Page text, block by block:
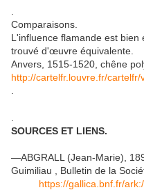
Comparaisons.
L'influence flamande est
trouvé d'œuvre équivalente.
Anvers, 1515-1520, chêne
http://cartelfr.louvre.fr/
SOURCES ET LIENS.
—ABGRALL (Jean-Marie),
Guimiliau , Bulletin de la
https://gallica.bnf.fr/